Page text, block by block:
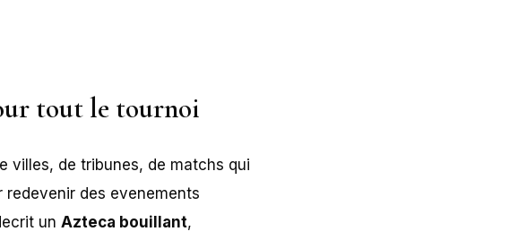
tout le tournoi
villes, de tribunes, de matchs qui
redevenir des evenements
un Azteca bouillant,